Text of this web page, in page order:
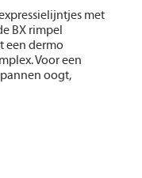
met
BX rimpel
een dermo
Voor een
oogt,